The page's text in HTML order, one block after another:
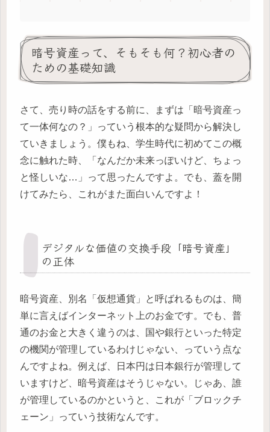
暗号資産って、そもそも何？初心者の
ための基礎知識
さて、売り時の話をする前に、まずは「暗号資産っ
て一体何なの？」っていう根本的な疑問から解決し
ていきましょう。僕もね、学生時代に初めてこの概
念に触れた時、「なんだか未来っぽいけど、ちょっ
と怪しいな…」って思ったんですよ。でも、蓋を開
けてみたら、これがまた面白いんですよ！
デジタルな価値の交換手段「暗号資産」
の正体
暗号資産、別名「仮想通貨」と呼ばれるものは、簡
単に言えばインターネット上のお金です。でも、普
通のお金と大きく違うのは、国や銀行といった特定
の機関が管理しているわけじゃない、っていう点な
んですよね。例えば、日本円は日本銀行が管理して
いますけど、暗号資産はそうじゃない。じゃあ、誰
が管理しているのかというと、これが「ブロックチ
ェーン」っていう技術なんです。